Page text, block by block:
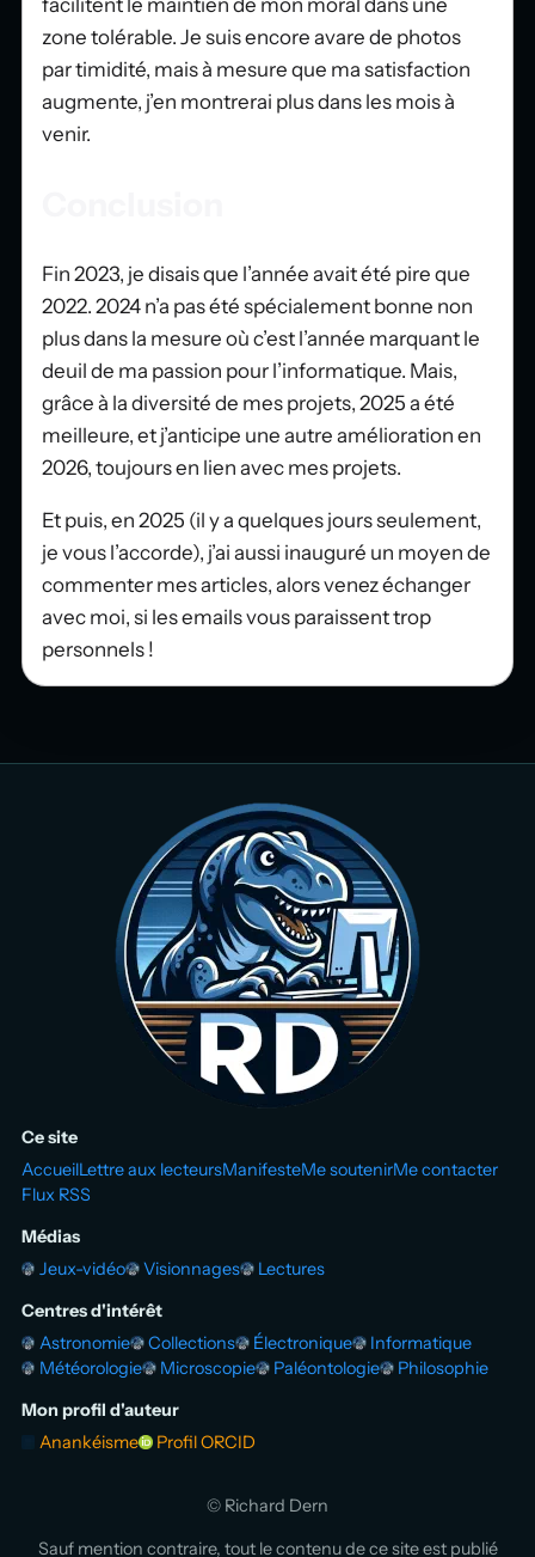
zone tolérable. Je suis encore avare de photos
par timidité, mais à mesure que ma satisfaction
augmente, j’en montrerai plus dans les mois à
venir.
Fin 2023, je disais que l’année avait été pire que
2022. 2024 n’a pas été spécialement bonne non
plus dans la mesure où c’est l’année marquant le
deuil de ma passion pour l’informatique. Mais,
grâce à la diversité de mes projets, 2025 a été
meilleure, et j’anticipe une autre amélioration en
2026, toujours en lien avec mes projets.
Et puis, en 2025 (il y a quelques jours seulement,
je vous l’accorde), j’ai aussi inauguré un moyen de
commenter mes articles, alors venez échanger
avec moi, si les emails vous paraissent trop
personnels !
Ce site
AccueilLettre aux lecteursManifesteMe soutenirMe contacter
Flux RSS
Médias
Jeux-vidéo
Visionnages
Lectures
Centres d'intérêt
Astronomie
Collections Électronique
Informatique
Météorologie
Microscopie Paléontologie
Philosophie
Mon profil d'auteur
Anankéisme
Profil ORCID
© Richard Dern
Sauf mention contraire, tout le contenu de ce site est publié